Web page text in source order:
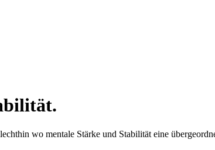
wo mentale Stärke und Stabilität eine